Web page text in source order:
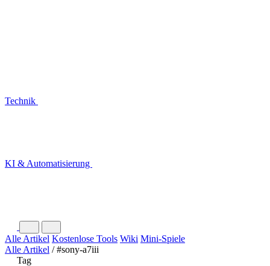
Technik
KI & Automatisierung
Alle Artikel Kostenlose Tools Wiki Mini-Spiele
Alle Artikel / #sony-a7iii
Tag